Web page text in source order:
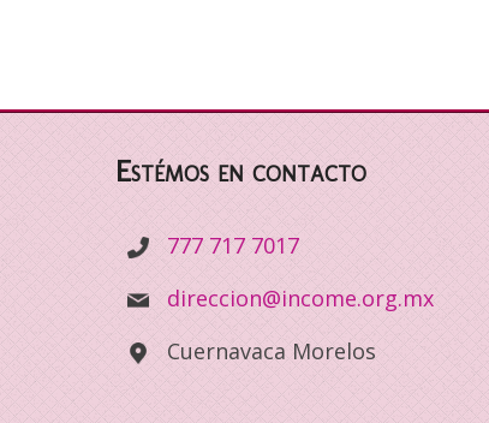
Estémos en contacto
777 717 7017
direccion@income.org.mx
Cuernavaca Morelos